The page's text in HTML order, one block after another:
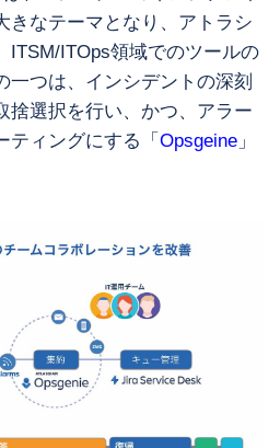
きなテーマとなり、アトラシ
ITSM/ITOps領域でのツールの
一つは、インシデントの深刻
捨選択を行い、かつ、アラー
ティングにする「Opsgeine 」